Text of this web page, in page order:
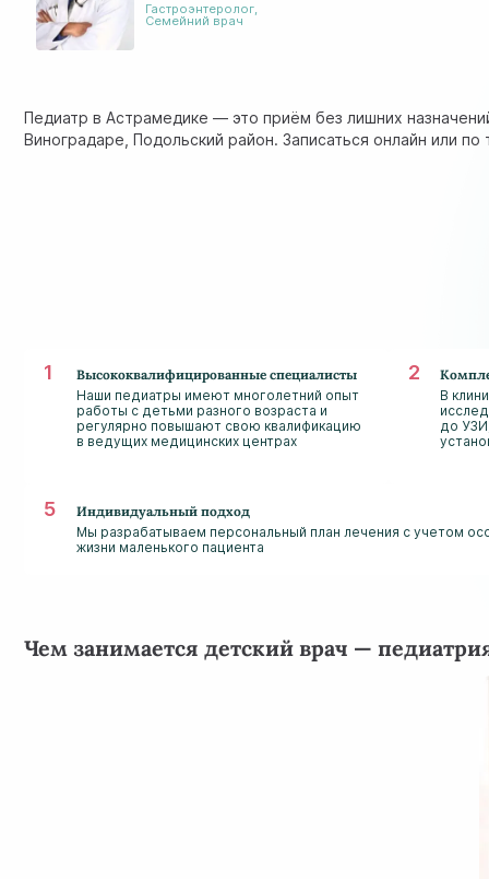
Гастроэнтеролог,
Семейний врач
Педиатр в Астрамедике — это приём без лишних
Виноградаре, Подольский район. Записаться онлайн или
Высококвалифицированные специалисты
Наши педиатры имеют многолетний опыт
работы с детьми разного возраста и
регулярно повышают свою квалификацию
в ведущих медицинских центрах
В
до
Индивидуальный подход
Мы разрабатываем персональный план лечения с учетом
жизни маленького пациента
Чем занимается детский врач —